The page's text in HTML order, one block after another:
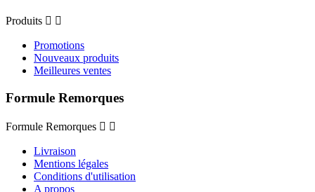
Produits  
Promotions
Nouveaux produits
Meilleures ventes
Formule Remorques
Formule Remorques  
Livraison
Mentions légales
Conditions d'utilisation
A propos